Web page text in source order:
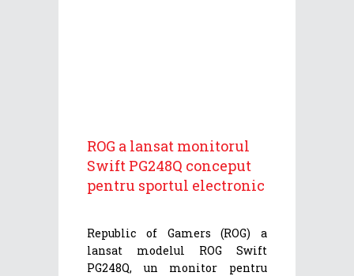
ROG a lansat monitorul
Swift PG248Q conceput
pentru sportul electronic
Republic of Gamers (ROG) a
lansat modelul ROG Swift
PG248Q, un monitor pentru